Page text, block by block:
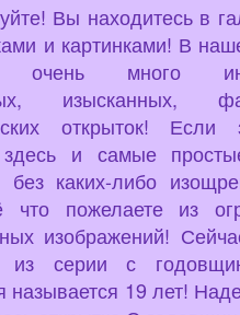
Вы находитесь в
и картинками! В
очень много
изысканных,
открыток! Если
здесь и самые
без каких-либо
что пожелаете из
изображений!
из серии с
называется 19 лет!